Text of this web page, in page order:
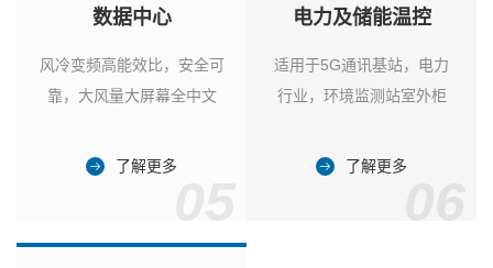
数据中心
风冷变频高能效比，安全可
靠，大风量大屏幕全中文
了解更多
电力及储能温控
适用于5G通讯基站，电力
行业，环境监测站室外柜
了解更多